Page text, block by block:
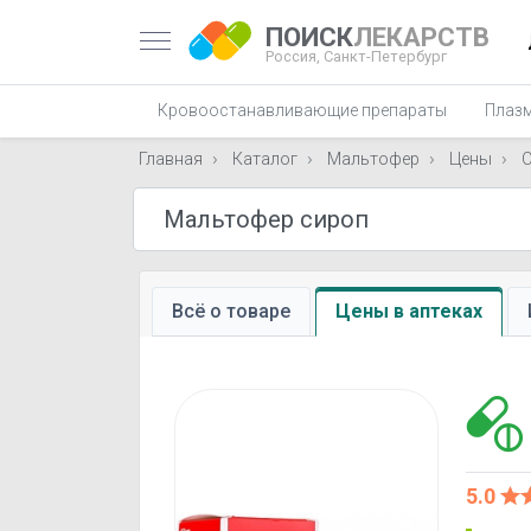
ПОИСКЛЕКАРСТВ
Россия, Санкт-Петербург
Кровоостанавливающие препараты
Главная Каталог Мальтофер Цены
Всё о товаре Цены в аптеках
5.0